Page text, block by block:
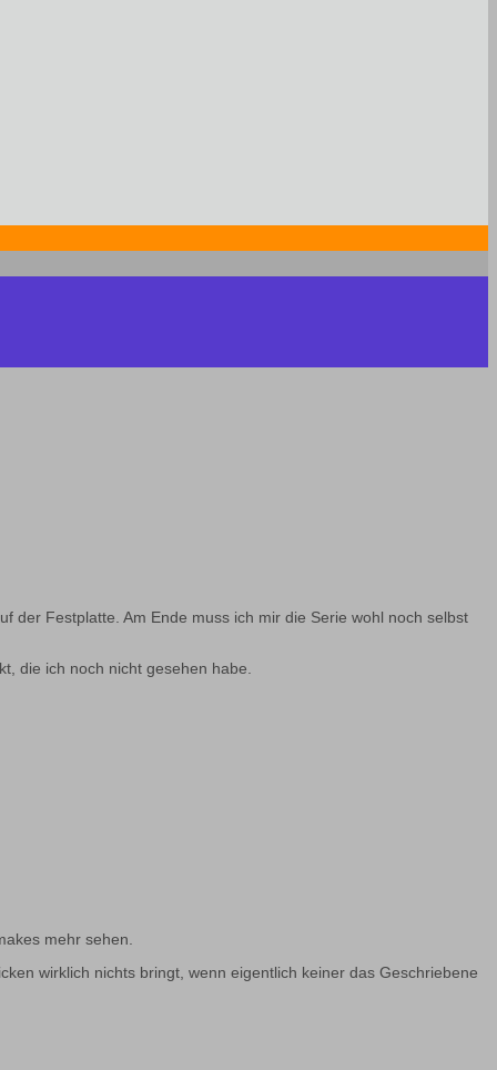
der Festplatte. Am Ende muss ich mir die Serie wohl noch selbst
die ich noch nicht gesehen habe.
mehr sehen.
wirklich nichts bringt, wenn eigentlich keiner das Geschriebene